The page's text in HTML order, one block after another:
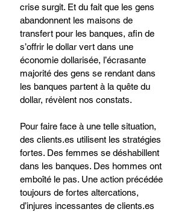
crise surgit. Et du fait que les gens
abandonnent les maisons de
transfert pour les banques, afin de
s’offrir le dollar vert dans une
économie dollarisée, l’écrasante
majorité des gens se rendant dans
les banques partent à la quête du
dollar, révèlent nos constats.
Pour faire face à une telle situation,
des clients.es utilisent les stratégies
fortes. Des femmes se déshabillent
dans les banques. Des hommes ont
emboîté le pas. Une action précédée
toujours de fortes altercations,
d’injures incessantes de clients.es